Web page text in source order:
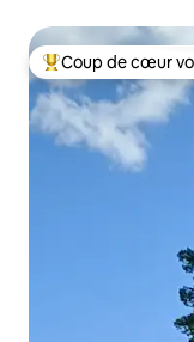
Coup de cœur
Coup de cœur